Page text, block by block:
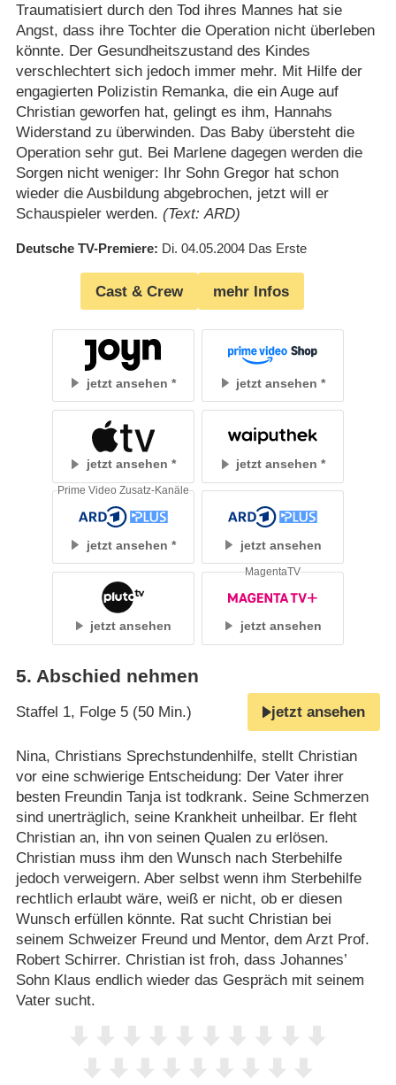
Traumatisiert durch den Tod ihres Mannes hat sie
Angst, dass ihre Tochter die Operation nicht überleben
könnte. Der Gesundheitszustand des Kindes
verschlechtert sich jedoch immer mehr. Mit Hilfe der
engagierten Polizistin Remanka, die ein Auge auf
Christian geworfen hat, gelingt es ihm, Hannahs
Widerstand zu überwinden. Das Baby übersteht die
Operation sehr gut. Bei Marlene dagegen werden die
Sorgen nicht weniger: Ihr Sohn Gregor hat schon
wieder die Ausbildung abgebrochen, jetzt will er
Schauspieler werden. (Text: ARD)
Deutsche TV-Premiere Di. 04.05.2004 Das Erste
Cast & Crew mehr Infos
jetzt ansehen jetzt ansehen
jetzt ansehen jetzt ansehen
jetzt ansehen
Prime Video Zusatz-Kanäle
jetzt ansehen
jetzt ansehen jetzt ansehen
MagentaTV
5. Abschied nehmen
Staffel 1, Folge 5 (50 Min.) jetzt ansehen
Nina, Christians Sprechstundenhilfe, stellt Christian
vor eine schwierige Entscheidung: Der Vater ihrer
besten Freundin Tanja ist todkrank. Seine Schmerzen
sind unerträglich, seine Krankheit unheilbar. Er fleht
Christian an, ihn von seinen Qualen zu erlösen.
Christian muss ihm den Wunsch nach Sterbehilfe
jedoch verweigern. Aber selbst wenn ihm Sterbehilfe
rechtlich erlaubt wäre, weiß er nicht, ob er diesen
Wunsch erfüllen könnte. Rat sucht Christian bei
seinem Schweizer Freund und Mentor, dem Arzt Prof.
Robert Schirrer. Christian ist froh, dass Johannes’
Sohn Klaus endlich wieder das Gespräch mit seinem
Vater sucht.